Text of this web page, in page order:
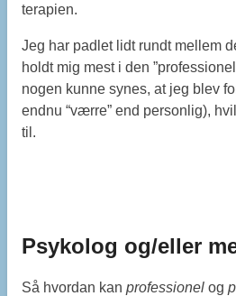
terapien.
Jeg har padlet lidt rundt mellem
holdt mig mest i den
nogen kunne synes, at jeg blev
endnu “værre” end personlig),
til.
Psykolog og/eller
Så hvordan kan professionel og